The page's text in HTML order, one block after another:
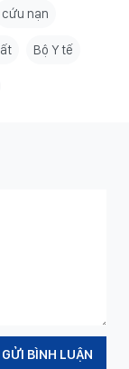
cứu nạn
Bộ Y tế
GỬI BÌNH LUẬN